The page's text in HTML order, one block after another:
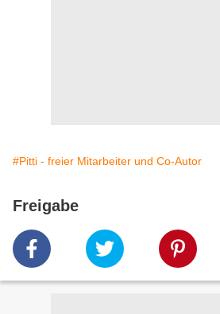
#Pitti - freier Mitarbeiter und Co-Autor
Freigabe